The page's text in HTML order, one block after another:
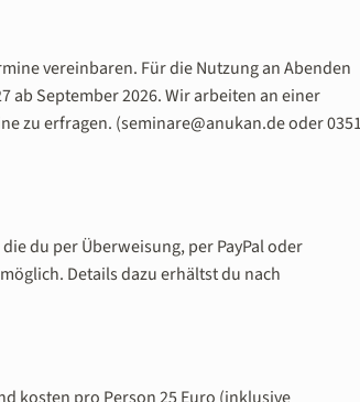
vereinbaren. Für die Nutzung an Abenden
ab September 2026. Wir arbeiten an einer
zu erfragen. (seminare@anukan.de oder
du per Überweisung, per PayPal oder
Details dazu erhältst du nach